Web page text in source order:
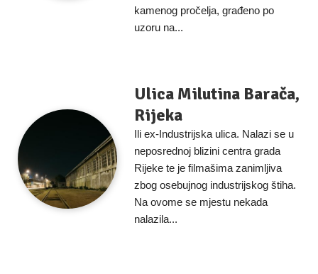
kamenog pročelja, građeno po
uzoru na...
Ulica Milutina Barača,
Rijeka
Ili ex-Industrijska ulica. Nalazi se u
neposrednoj blizini centra grada
Rijeke te je filmašima zanimljiva
zbog osebujnog industrijskog štiha.
Na ovome se mjestu nekada
nalazila...